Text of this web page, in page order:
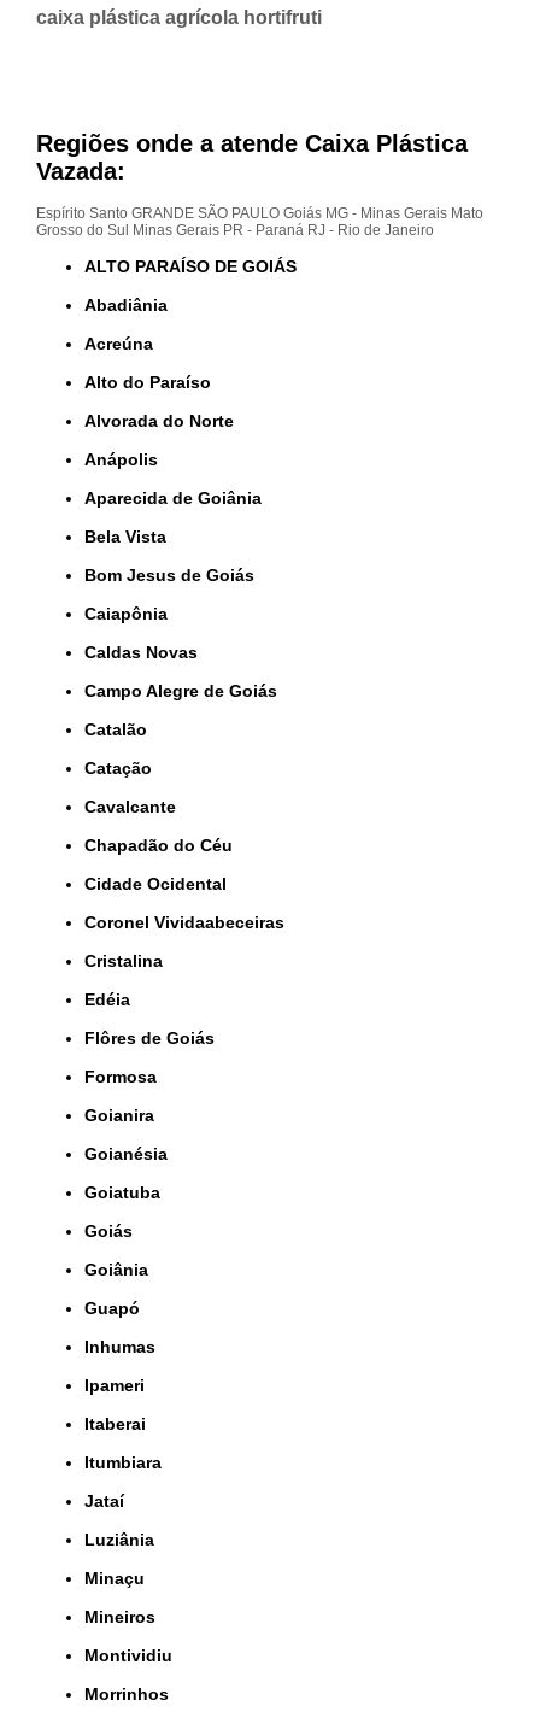
caixa plástica agrícola hortifruti
Regiões onde a atende Caixa Plástica
Vazada:
Espírito Santo GRANDE SÃO PAULO Goiás MG - Minas Gerais Mato
Grosso do Sul
Minas Gerais PR - Paraná RJ - Rio de Janeiro
ALTO PARAÍSO DE GOIÁS
Abadiânia
Acreúna
Alto do Paraíso
Alvorada do Norte
Anápolis
Aparecida de Goiânia
Bela Vista
Bom Jesus de Goiás
Caiapônia
Caldas Novas
Campo Alegre de Goiás
Catalão
Catação
Cavalcante
Chapadão do Céu
Cidade Ocidental
Coronel Vividaabeceiras
Cristalina
Edéia
Flôres de Goiás
Formosa
Goianira
Goianésia
Goiatuba
Goiás
Goiânia
Guapó
Inhumas
Ipameri
Itaberai
Itumbiara
Jataí
Luziânia
Minaçu
Mineiros
Montividiu
Morrinhos